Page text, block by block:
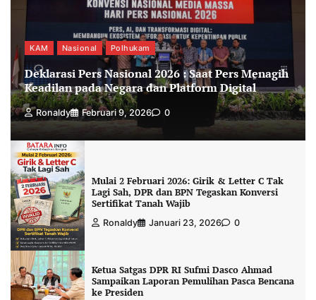
KAM Nasional Polhukam
Deklarasi Pers Nasional 2026 : Saat Pers Menagih
Keadilan pada Negara dan Platform Digital
Ronaldy Februari 9, 2026 0
Mulai 2 Februari 2026: Girik & Letter C Tak
Lagi Sah, DPR dan BPN Tegaskan Konversi
Sertifikat Tanah Wajib
Ronaldy Januari 23, 2026 0
Ketua Satgas DPR RI Sufmi Dasco Ahmad
Sampaikan Laporan Pemulihan Pasca Bencana
ke Presiden